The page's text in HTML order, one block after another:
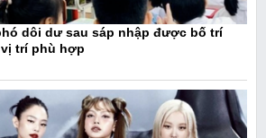
dôi dư sau sáp nhập được bố trí
trí phù hợp